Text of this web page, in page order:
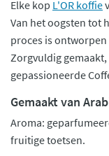
Elke kop L'OR koffie
Van het oogsten tot
proces is
Zorgvuldig
gepassioneerde
Gemaakt van
Aroma:
fruitige toetsen.